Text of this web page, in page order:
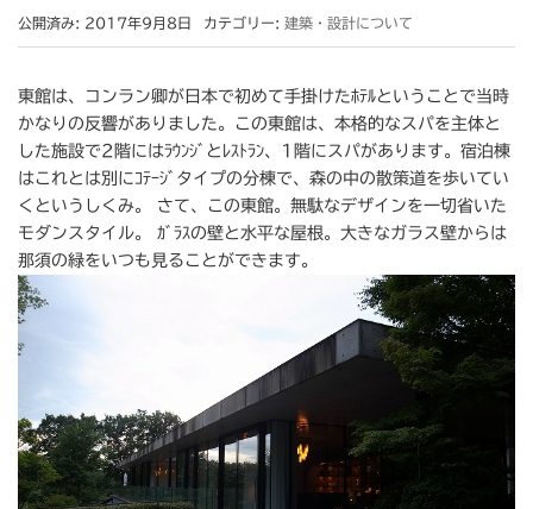
公開済み: 2017年9月8日 カテゴリー: 建築・設計について
東館は、コンラン卿が日本で初めて手掛けたﾎﾃﾙということで当時
かなりの反響がありました。この東館は、本格的なスパを主体と
した施設で2階にはﾗｳﾝｼﾞとﾚｽﾄﾗﾝ、1階にスパがあります。宿泊棟
はこれとは別にｺﾃｰｼﾞタイプの分棟で、森の中の散策道を歩いてい
くというしくみ。 さて、この東館。無駄なデザインを一切省いた
モダンスタイル。 ｶﾞﾗｽの壁と水平な屋根。大きなガラス壁からは
那須の緑をいつも見ることができます。